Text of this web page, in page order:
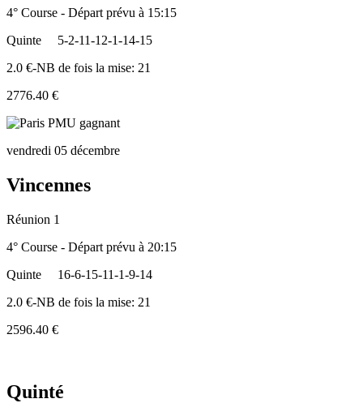
4° Course - Départ prévu à 15:15
Quinte
5-2-11-12-1-14-15
2.0 €-NB de fois la mise: 21
2776.40 €
vendredi 05 décembre
Vincennes
Réunion 1
4° Course - Départ prévu à 20:15
Quinte
16-6-15-11-1-9-14
2.0 €-NB de fois la mise: 21
2596.40 €
Quinté